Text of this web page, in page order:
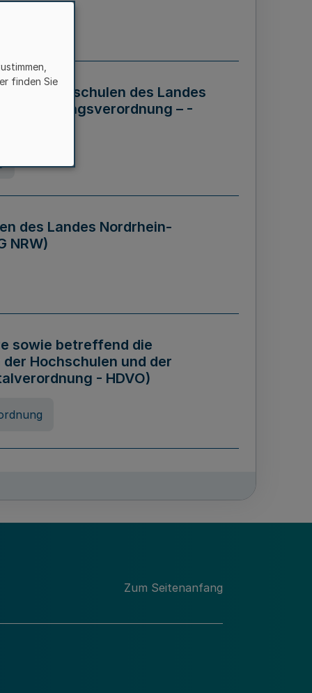
der Hochschulen des Landes
– -
des Landes Nordrhein-
NRW)
sowie betreffend die
Hochschulen und der
- HDVO)
des Landes Nordrhein-
Zum Seitenanfang
finden Sie